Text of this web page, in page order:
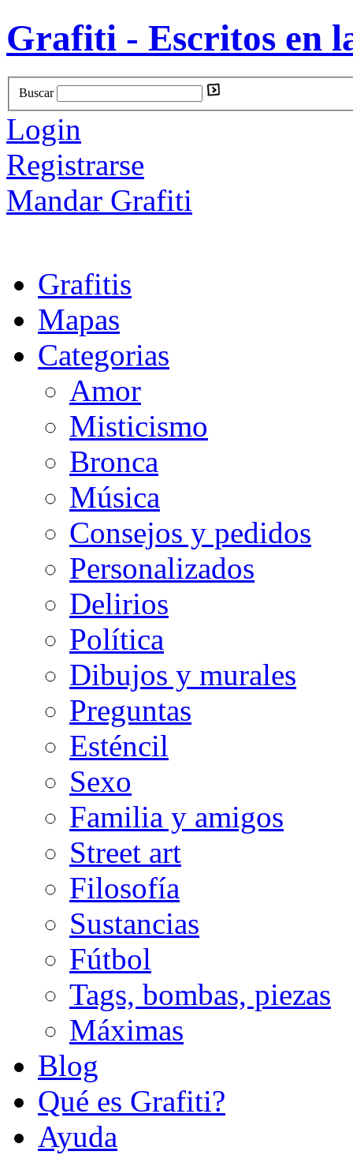
Grafiti - Escritos en
Buscar
Login
Registrarse
Mandar Grafiti
Grafitis
Mapas
Categorias
Amor
Misticismo
Bronca
Música
Consejos y pedidos
Personalizados
Delirios
Política
Dibujos y murales
Preguntas
Esténcil
Sexo
Familia y amigos
Street art
Filosofía
Sustancias
Fútbol
Tags, bombas, piezas
Máximas
Blog
Qué es Grafiti?
Ayuda